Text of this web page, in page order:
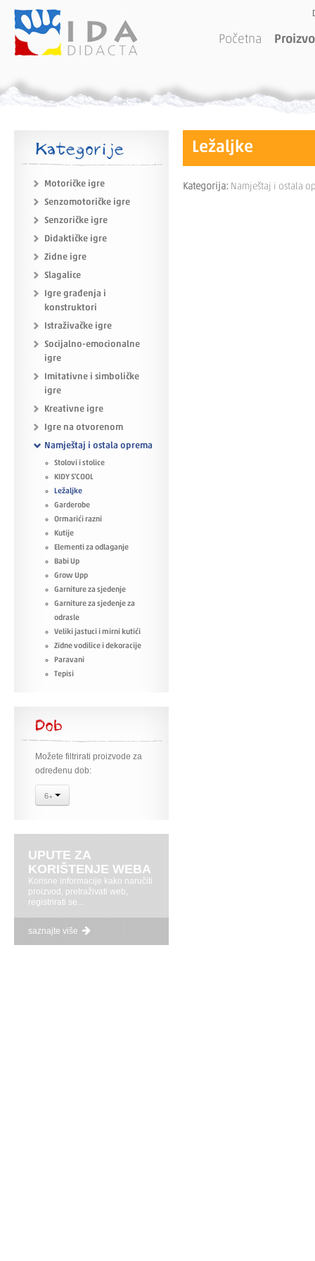
Početna
Kategorije
Motoričke igre
Senzomotoričke igre
Senzoričke igre
Didaktičke igre
Zidne igre
Slagalice
Igre građenja i
konstruktori
Istraživačke igre
Socijalno-emocionalne
igre
Imitativne i simboličke
igre
Kreativne igre
Igre na otvorenom
Namještaj i ostala oprema
Stolovi i stolice
KIDY S'COOL
Ležaljke
Garderobe
Ormarići razni
Kutije
Elementi za odlaganje
Babi Up
Grow Upp
Garniture za sjedenje
Garniture za sjedenje za
odrasle
Veliki jastuci i mirni kutići
Zidne vodilice i dekoracije
Paravani
Tepisi
Dob
Možete filtrirati proizvode za
određenu dob:
6+
UPUTE ZA
KORIŠTENJE WEBA
Korisne informacije kako naručiti
proizvod, pretraživati web,
registrirati se...
saznajte više
Ležaljke
Kategorija: Namještaj i ostala